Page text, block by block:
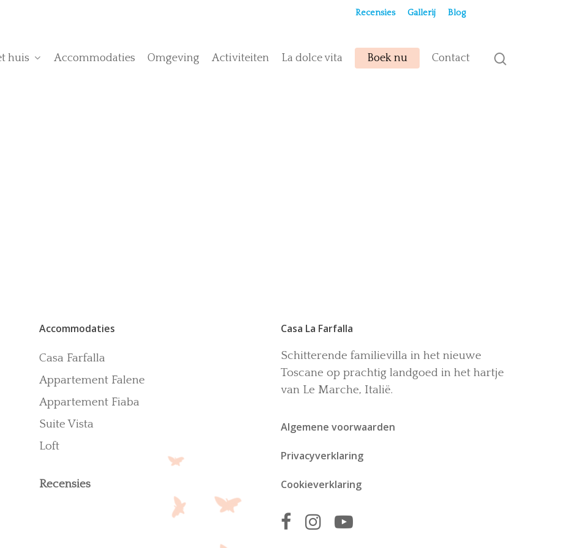
Recensies Gallerij Blog
huis Accommodaties Omgeving Activiteiten La dolce vita Boek nu Contact
Accommodaties
Casa Farfalla
Appartement Falene
Appartement Fiaba
Suite Vista
Loft
Recensies
Casa La Farfalla
Schitterende familievilla in het nieuwe
Toscane op prachtig landgoed in het hartje
van Le Marche, Italië.
Algemene voorwaarden
Privacyverklaring
Cookieverklaring